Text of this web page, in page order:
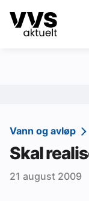
Kategorier
Sanitær
Ventilasjon
Varme og energi
Vann og avløp
Skal
21 august 2009